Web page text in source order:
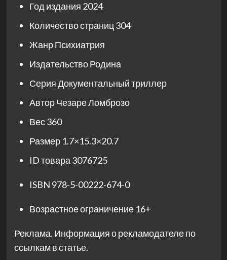
Год издания 2024
Количество страниц304
ЖанрПсихиатрия
ИздательствоРодина
СерияДокументальный триллер
АвторЧезаре Ломброзо
Вес360
Размер 1.7×15.3×20.7
ID товара 3076725
ISBN 978-5-00222-674-0
Возрастное ограничение 16+
Реклама. Информация о рекламодателе по
ссылкам в статье.